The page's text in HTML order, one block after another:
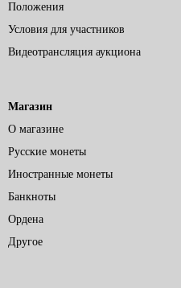
Положения
Условия для участников
Видеотрансляция аукциона
Магазин
О магазине
Русские монеты
Иностранные монеты
Банкноты
Ордена
Другое